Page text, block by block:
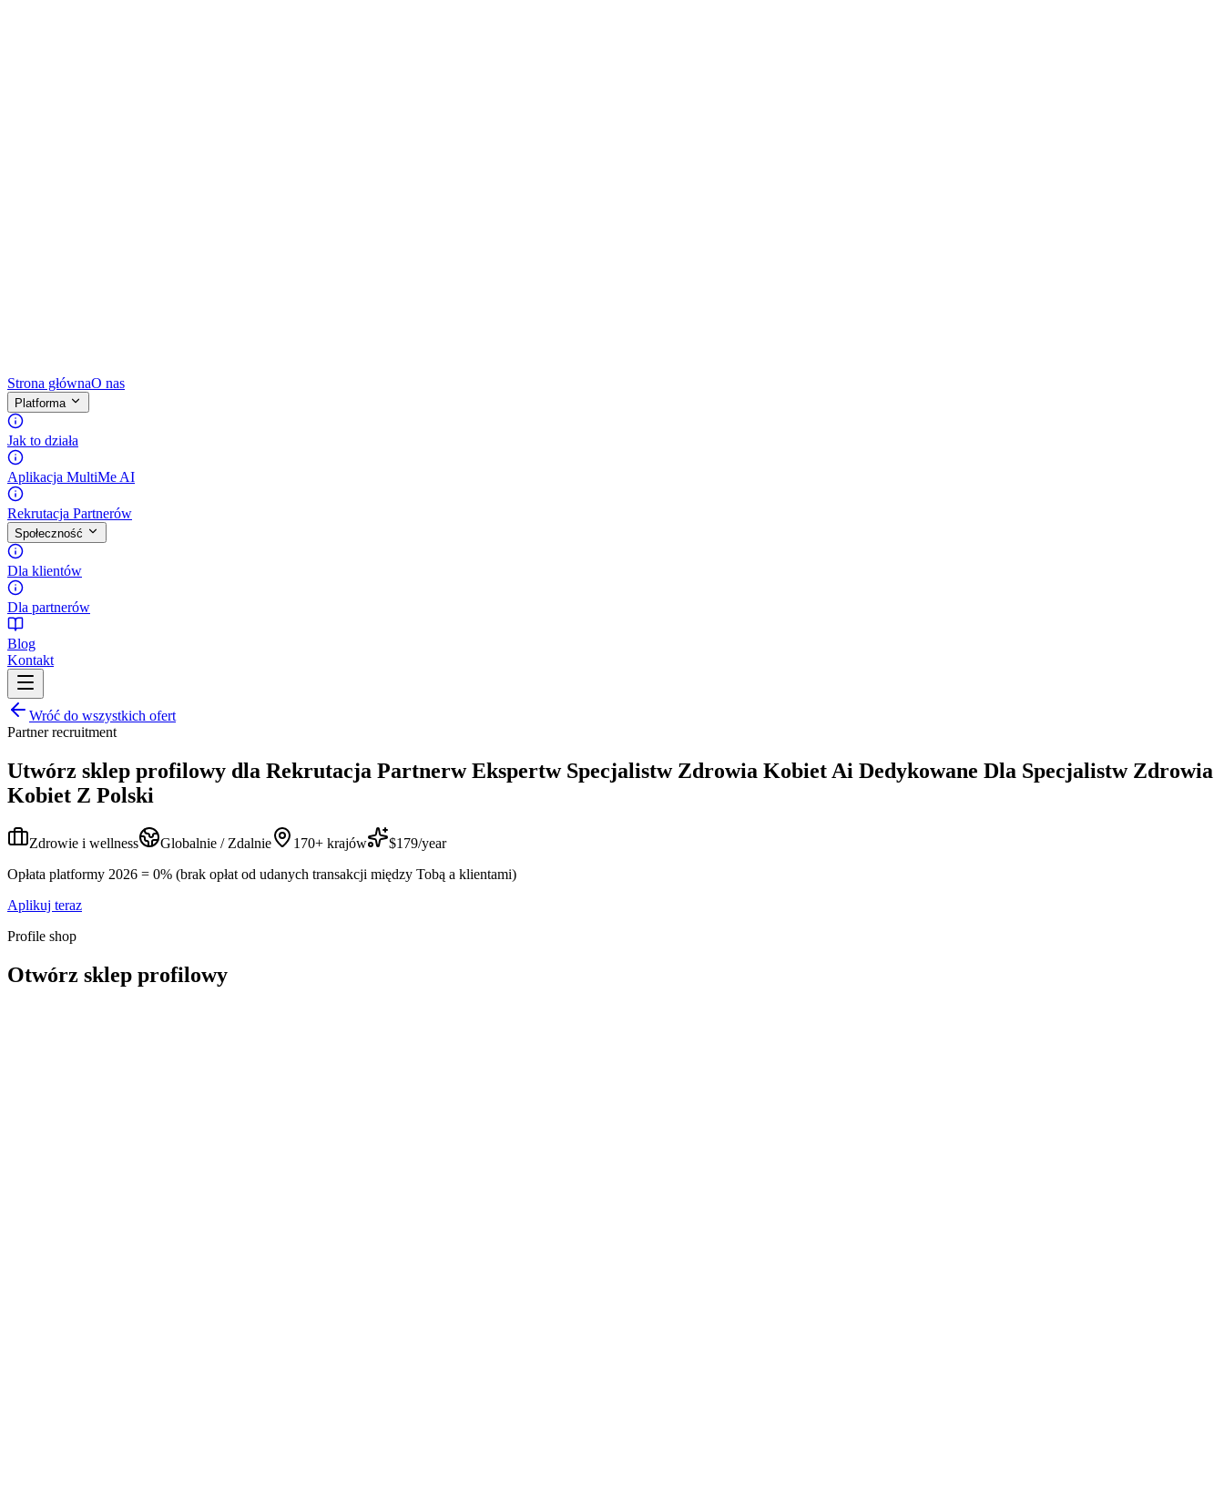
Strona głównaO nas
Platforma
Jak to działa
Aplikacja MultiMe AI
Rekrutacja Partnerów
Społeczność
Dla klientów
Dla partnerów
Blog
Kontakt
Wróć do wszystkich ofert
Partner recruitment
Utwórz sklep profilowy dla Rekrutacja Partnerw Ekspertw Specjalistw Zdrowia Kobiet Ai Dedykowane Dla Specjalistw Zdrowia
Kobiet Z Polski
Zdrowie i wellness Globalnie / Zdalnie 170+ krajów
$179/year
Opłata platformy 2026 = 0% (brak opłat od udanych transakcji między Tobą a klientami)
Aplikuj teraz
Profile shop
Otwórz sklep profilowy